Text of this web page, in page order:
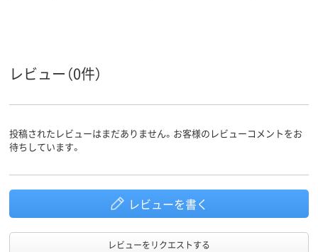
レビュー（0件）
投稿されたレビューはまだありません。お客様のレビューコメントをお
待ちしています。
レビューを書く
レビューをリクエストする